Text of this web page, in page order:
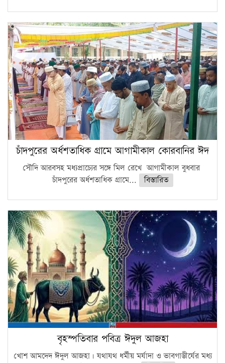
চাঁদপুরের অর্ধশতাধিক গ্রামে আগামীকাল কোরবানির ঈদ
সৌদি আরবসহ মধ্যপ্রাচ্যের সঙ্গে মিল রেখে আগামীকাল বুধবার
চাঁদপুরের অর্ধশতাধিক গ্রামে...
বিস্তারিত
বৃহস্পতিবার পবিত্র ঈদুল আজহা
খোশ আমদেদ ঈদুল আজহা। যথাযথ ধর্মীয় মর্যাদা ও ভাবগাম্ভীর্যের মধ্য